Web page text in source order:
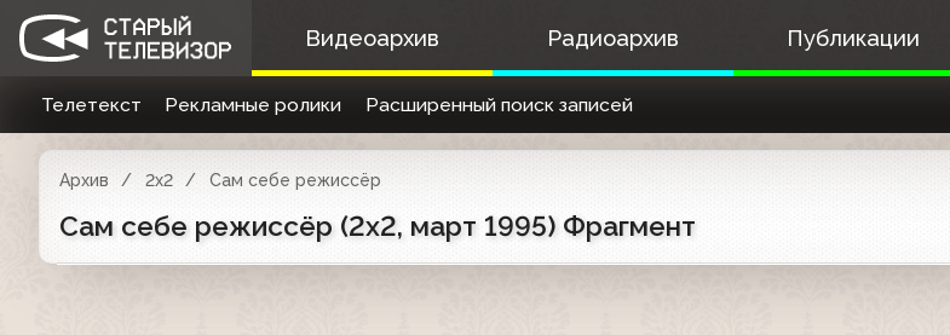
Видеоархив Радиоархив Публикации
Телетекст Рекламные ролики Расширенный поиск записей
Архив 2x2 Сам себе режиссёр
Сам себе режиссёр (2x2, март 1995) Фрагмент